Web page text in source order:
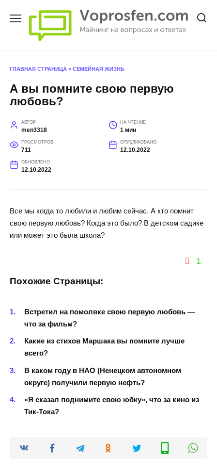
ГЛАВНАЯ СТРАНИЦА » СЕМЕЙНАЯ ЖИЗНЬ
А вы помните свою первую
любовь?
АВТОР
men3318
НА ЧТЕНИЕ
1 мин
ПРОСМОТРОВ
711
ОПУБЛИКОВАНО
12.10.2022
ОБНОВЛЕНО
12.10.2022
Все мы когда то любили и любим сейчас. А кто помнит
свою первую любовь? Когда это было? В детском садике
или может это была школа?
1
Похожие Страницы:
Встретил на помолвке свою первую любовь —
что за фильм?
Какие из стихов Маршака вы помните лучше
всего?
В каком году в НАО (Ненецком автономном
округе) получили первую нефть?
«Я сказал поднимите свою юбку», что за кино из
Тик-Тока?